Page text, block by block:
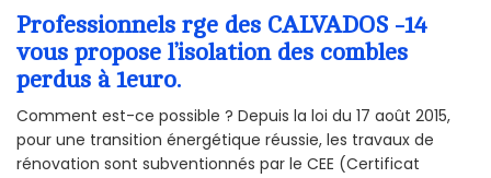
Professionnels rge des CALVADOS -14
vous propose l’isolation des combles
perdus à 1euro.
Comment est-ce possible ? Depuis la loi du 17 août 2015,
pour une transition énergétique réussie, les travaux de
rénovation sont subventionnés par le CEE (Certificat